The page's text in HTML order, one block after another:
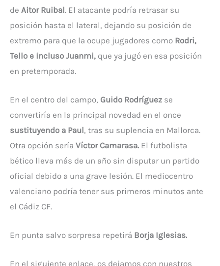
de Aitor Ruibal. El atacante podría retrasar su
posición hasta el lateral, dejando su posición de
extremo para que la ocupe jugadores como Rodri,
Tello e incluso Juanmi, que ya jugó en esa posición
en pretemporada.
En el centro del campo, Guido Rodríguez se
convertiría en la principal novedad en el once
sustituyendo a Paul, tras su suplencia en Mallorca.
Otra opción sería Víctor Camarasa. El futbolista
bético lleva más de un año sin disputar un partido
oficial debido a una grave lesión. El mediocentro
valenciano podría tener sus primeros minutos ante
el Cádiz CF.
En punta salvo sorpresa repetirá Borja Iglesias.
En el siguiente enlace, os dejamos con nuestros